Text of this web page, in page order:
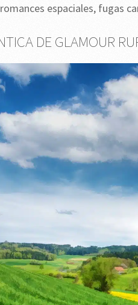
espaciales, fugas
DE GLAMOUR